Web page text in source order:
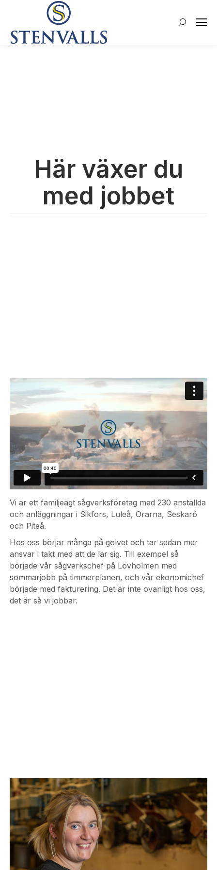
Search:
Här växer du
med jobbet
Vi är ett familjeägt sågverksföretag med 230 anställda
och anläggningar i Sikfors, Luleå, Örarna, Seskarö
och Piteå.
Hos oss börjar många på golvet och tar sedan mer
ansvar i takt med att de lär sig. Till exempel så
började vår sågverkschef på Lövholmen med
sommarjobb på timmerplanen, och vår ekonomichef
började med fakturering. Det är inte ovanligt hos oss,
det är så vi jobbar.